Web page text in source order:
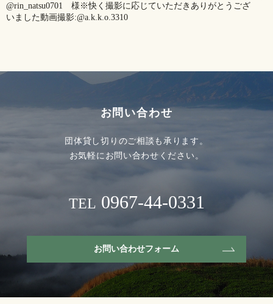
@rin_natsu0701 様※快く撮影に応じていただきありがとうござ
いました動画撮影️:@a.k.k.o.3310
お問い合わせ
団体貸し切りのご相談も承ります。
お気軽にお問い合わせください。
TEL 0967-44-0331
お問い合わせフォーム